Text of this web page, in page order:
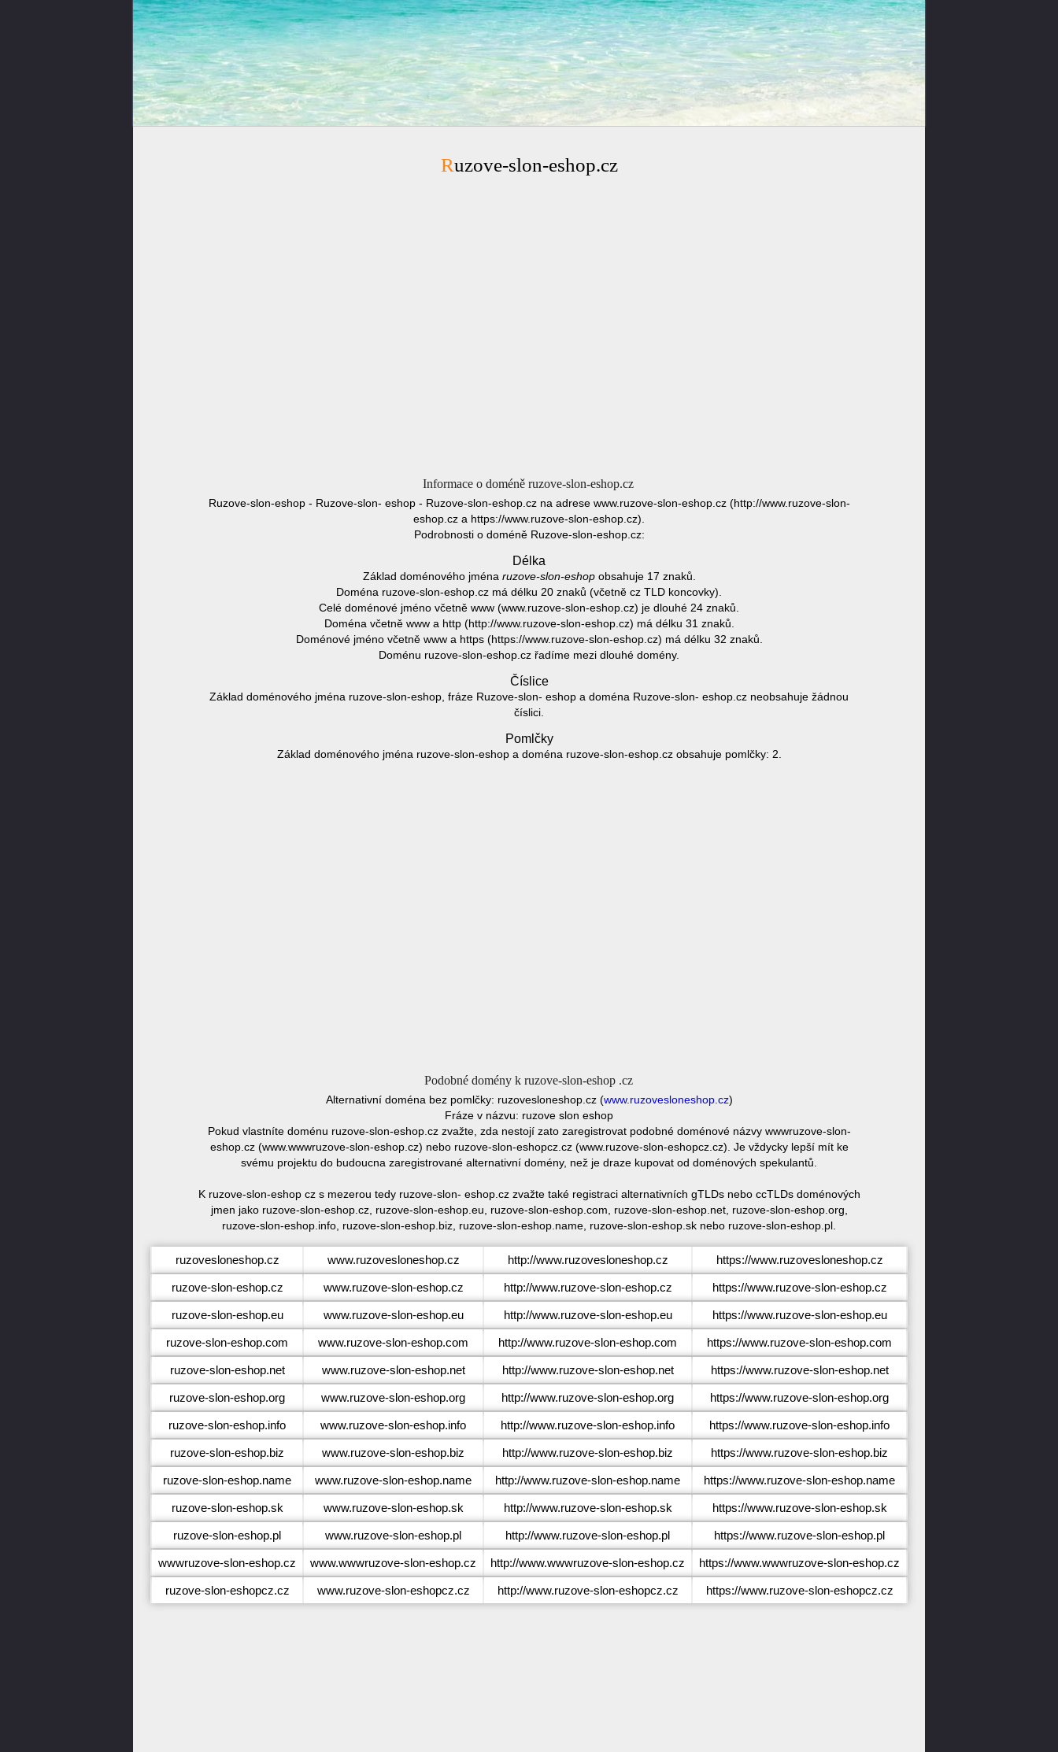
Ruzove-slon-eshop.cz
Informace o doméně ruzove-slon-eshop.cz
Ruzove-slon-eshop - Ruzove-slon- eshop - Ruzove-slon-eshop.cz na adrese www.ruzove-slon-eshop.cz (http://www.ruzove-slon-
eshop.cz a https://www.ruzove-slon-eshop.cz).
Podrobnosti o doméně Ruzove-slon-eshop.cz:
Délka
Základ doménového jména ruzove-slon-eshopobsahuje 17 znaků.
Doména ruzove-slon-eshop.cz má délku 20 znaků (včetně cz TLD koncovky).
Celé doménové jméno včetně www (www.ruzove-slon-eshop.cz) je dlouhé 24 znaků.
Doména včetně www a http (http://www.ruzove-slon-eshop.cz) má délku 31 znaků.
Doménové jméno včetně www a https (https://www.ruzove-slon-eshop.cz) má délku 32 znaků.
Doménu ruzove-slon-eshop.cz řadíme mezi dlouhé domény.
Číslice
Základ doménového jména ruzove-slon-eshop, fráze Ruzove-slon- eshop a doména Ruzove-slon- eshop.cz neobsahuje žádnou
číslici.
Pomlčky
Základ doménového jména ruzove-slon-eshop a doména ruzove-slon-eshop.cz obsahuje pomlčky: 2.
Podobné domény k ruzove-slon-eshop .cz
Alternativní doména bez pomlčky: ruzovesloneshop.cz (www.ruzovesloneshop.cz)
Fráze v názvu: ruzove slon eshop
Pokud vlastníte doménu ruzove-slon-eshop.cz zvažte, zda nestojí zato zaregistrovat podobné doménové názvy wwwruzove-slon-
eshop.cz (www.wwwruzove-slon-eshop.cz) nebo ruzove-slon-eshopcz.cz (www.ruzove-slon-eshopcz.cz). Je vždycky lepší mít ke
svému projektu do budoucna zaregistrované alternativní domény, než je draze kupovat od doménových spekulantů.
K ruzove-slon-eshop cz s mezerou tedy ruzove-slon- eshop.cz zvažte také registraci alternativních gTLDs nebo ccTLDs doménových
jmen jako ruzove-slon-eshop.cz, ruzove-slon-eshop.eu, ruzove-slon-eshop.com, ruzove-slon-eshop.net, ruzove-slon-eshop.org,
ruzove-slon-eshop.info, ruzove-slon-eshop.biz, ruzove-slon-eshop.name, ruzove-slon-eshop.sk nebo ruzove-slon-eshop.pl.
ruzovesloneshop.cz www.ruzovesloneshop.cz http://www.ruzovesloneshop.cz https://www.ruzovesloneshop.cz
ruzove-slon-eshop.cz www.ruzove-slon-eshop.cz http://www.ruzove-slon-eshop.cz https://www.ruzove-slon-eshop.cz
ruzove-slon-eshop.eu www.ruzove-slon-eshop.eu http://www.ruzove-slon-eshop.eu https://www.ruzove-slon-eshop.eu
ruzove-slon-eshop.com www.ruzove-slon-eshop.com http://www.ruzove-slon-eshop.com https://www.ruzove-slon-eshop.com
ruzove-slon-eshop.net www.ruzove-slon-eshop.net http://www.ruzove-slon-eshop.net https://www.ruzove-slon-eshop.net
ruzove-slon-eshop.org www.ruzove-slon-eshop.org http://www.ruzove-slon-eshop.org https://www.ruzove-slon-eshop.org
ruzove-slon-eshop.info www.ruzove-slon-eshop.info http://www.ruzove-slon-eshop.info https://www.ruzove-slon-eshop.info
ruzove-slon-eshop.biz www.ruzove-slon-eshop.biz http://www.ruzove-slon-eshop.biz https://www.ruzove-slon-eshop.biz
ruzove-slon-eshop.name www.ruzove-slon-eshop.name http://www.ruzove-slon-eshop.name https://www.ruzove-slon-eshop.name
ruzove-slon-eshop.sk www.ruzove-slon-eshop.sk http://www.ruzove-slon-eshop.sk https://www.ruzove-slon-eshop.sk
ruzove-slon-eshop.pl www.ruzove-slon-eshop.pl http://www.ruzove-slon-eshop.pl https://www.ruzove-slon-eshop.pl
wwwruzove-slon-eshop.cz www.wwwruzove-slon-eshop.cz http://www.wwwruzove-slon-eshop.cz https://www.wwwruzove-slon-eshop.cz
ruzove-slon-eshopcz.cz www.ruzove-slon-eshopcz.cz http://www.ruzove-slon-eshopcz.cz https://www.ruzove-slon-eshopcz.cz